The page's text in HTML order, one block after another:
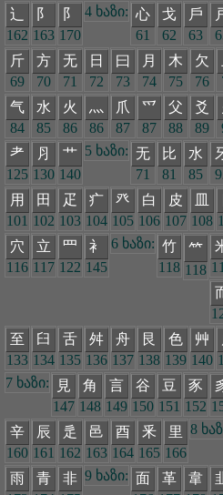
辶
162
阝
163
阝
170
4 ხაზი: 心
61
戈
62
戶
63
斤
69
方
70
无
71
日
72
曰
73
月
74
木
75
欠
76
气
84
水
85
火
86
灬
86
爪
87
爫
87
父
88
爻
89
耂
125
⺼
130
艹
140
5 ხაზი: 无
71
比
81
水
85
用
101
田
102
疋
103
疒
104
癶
105
白
106
皮
107
皿
108
穴
116
立
117
罒
122
衤
145
6 ხაზი: 竹
118
𥫗
118
至
133
臼
134
舌
135
舛
136
舟
137
艮
138
色
139
艸
140
7 ხაზი:
見
147
角
148
言
149
谷
150
豆
151
豕
152
辛
160
辰
161
辵
162
邑
163
酉
164
釆
165
里
166
8
雨
青
非 9 ხაზი: 面
革
韋